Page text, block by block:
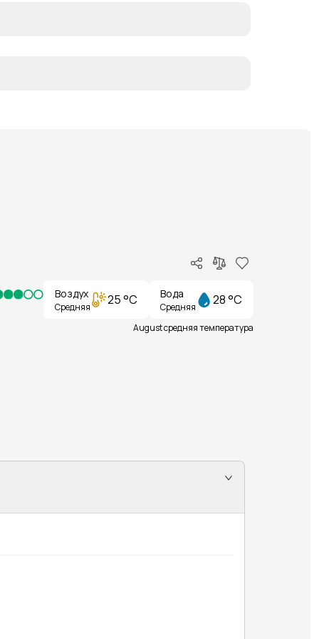
Воздух
Средняя 25 °C Вода
Средняя 28 °C
August средняя температура